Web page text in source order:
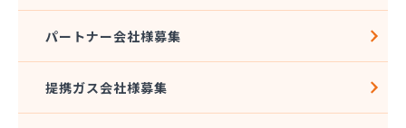
株式会社西城
株式会社石沢商店 プロパンガス充填所オートスタ
株式会社石澤商店 宇都宮営業所
パートナー会社様募集
提携ガス会社様募集